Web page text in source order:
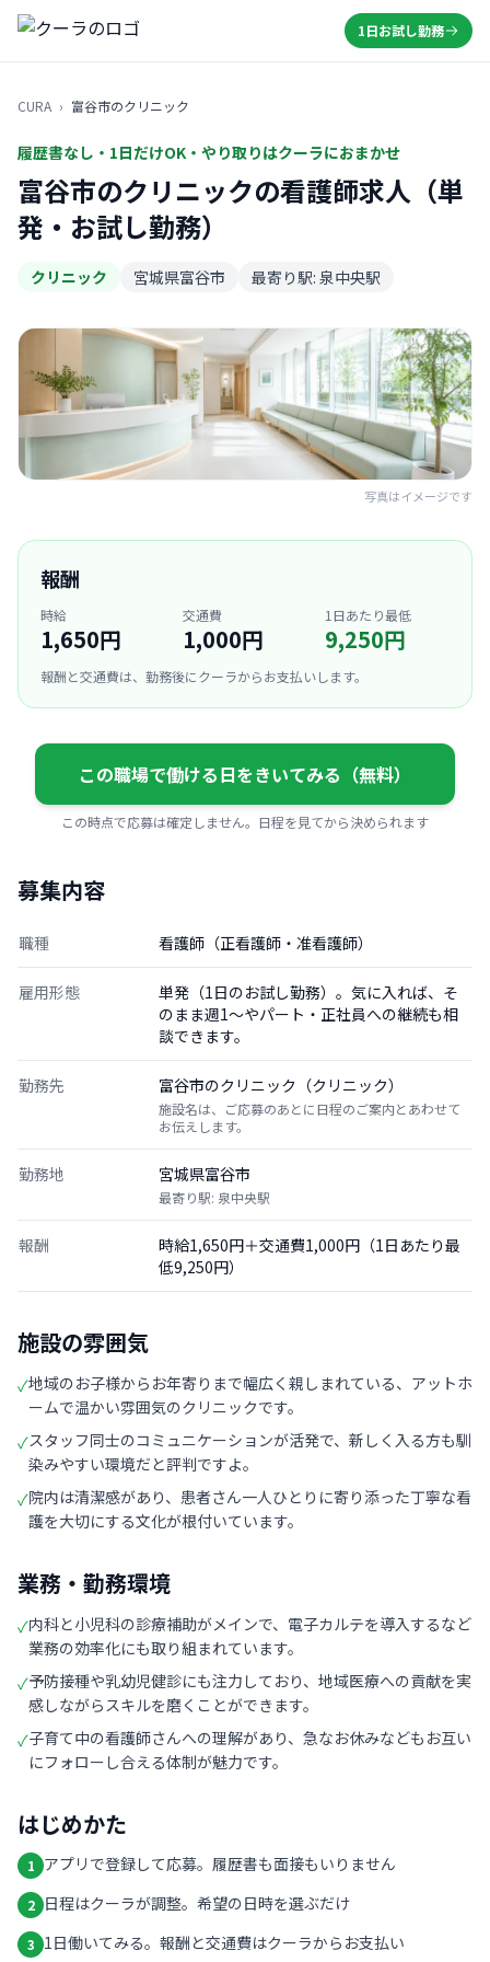
1日お試し勤務
CURA › 富谷市のクリニック
履歴書なし・1日だけOK・やり取りはクーラにおまかせ
富谷市のクリニックの看護師求人（単
発・お試し勤務）
クリニック 宮城県富谷市 最寄り駅: 泉中央駅
写真はイメージです
報酬
時給
1,650円
交通費
1,000円
1日あたり最低
9,250円
報酬と交通費は、勤務後にクーラからお支払いします。
この職場で働ける日をきいてみる（無料）
この時点で応募は確定しません。日程を見てから決められます
募集内容
職種 看護師（正看護師・准看護師）
雇用形態
単発（1日のお試し勤務）。気に入れば、そ
のまま週1〜やパート・正社員への継続も相
談できます。
勤務先 富谷市のクリニック（クリニック）
施設名は、ご応募のあとに日程のご案内とあわせて
お伝えします。
勤務地 宮城県富谷市
最寄り駅: 泉中央駅
報酬
時給1,650円＋交通費1,000円（1日あたり最
低9,250円）
施設の雰囲気
✓地域のお子様からお年寄りまで幅広く親しまれている、アットホ
ームで温かい雰囲気のクリニックです。
✓スタッフ同士のコミュニケーションが活発で、新しく入る方も馴
染みやすい環境だと評判ですよ。
✓院内は清潔感があり、患者さん一人ひとりに寄り添った丁寧な看
護を大切にする文化が根付いています。
業務・勤務環境
✓内科と小児科の診療補助がメインで、電子カルテを導入するなど
業務の効率化にも取り組まれています。
✓予防接種や乳幼児健診にも注力しており、地域医療への貢献を実
感しながらスキルを磨くことができます。
✓子育て中の看護師さんへの理解があり、急なお休みなどもお互い
にフォローし合える体制が魅力です。
はじめかた
1 アプリで登録して応募。履歴書も面接もいりません
2 日程はクーラが調整。希望の日時を選ぶだけ
3 1日働いてみる。報酬と交通費はクーラからお支払い